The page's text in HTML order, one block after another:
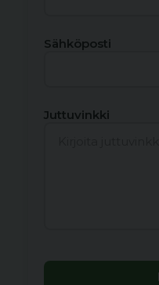
Sähköposti
Juttuvinkki